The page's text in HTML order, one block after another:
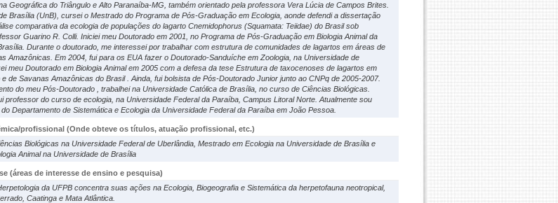
Geográfica do Triângulo e Alto Paranaíba-MG, também orientado pela professora Vera Lúcia de Campos Brites.
Brasília (UnB), cursei o Mestrado do Programa de Pós-Graduação em Ecologia, aonde defendi a dissertação
comparativa da ecologia de populações do lagarto Cnemidophorus (Squamata: Teiidae) do Brasil sob
Guarino R. Colli. Iniciei meu Doutorado em 2001, no Programa de Pós-Graduação em Biologia Animal da
Durante o doutorado, me interessei por trabalhar com estrutura de comunidades de lagartos em áreas de
Amazônicas. Em 2004, fui para os EUA fazer o Doutorado-Sanduíche em Zoologia, na Universidade de
meu Doutorado em Biologia Animal em 2005 com a defesa da tese Estrutura de taxocenoses de lagartos em
de Savanas Amazônicas do Brasil . Ainda, fui bolsista de Pós-Doutorado Junior junto ao CNPq de 2005-2007.
do meu Pós-Doutorado , trabalhei na Universidade Católica de Brasília, no curso de Ciências Biológicas.
professor do curso de ecologia, na Universidade Federal da Paraíba, Campus Litoral Norte. Atualmente sou
Departamento de Sistemática e Ecologia da Universidade Federal da Paraíba em João Pessoa.
profissional (Onde obteve os títulos, atuação profissional, etc.)
Biológicas na Universidade Federal de Uberlândia, Mestrado em Ecologia na Universidade de Brasília e
Animal na Universidade de Brasília
(áreas de interesse de ensino e pesquisa)
da UFPB concentra suas ações na Ecologia, Biogeografia e Sistemática da herpetofauna neotropical,
Caatinga e Mata Atlântica.